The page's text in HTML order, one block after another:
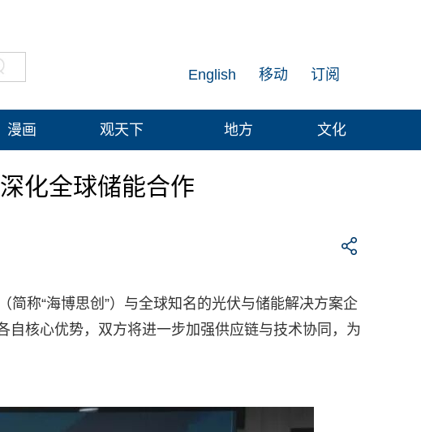
订阅
移动
English
漫画 观天下 地方 文化
化全球储能合作
称“海博思创”）与全球知名的光伏与储能解决方案企
自核心优势，双方将进一步加强供应链与技术协同，为